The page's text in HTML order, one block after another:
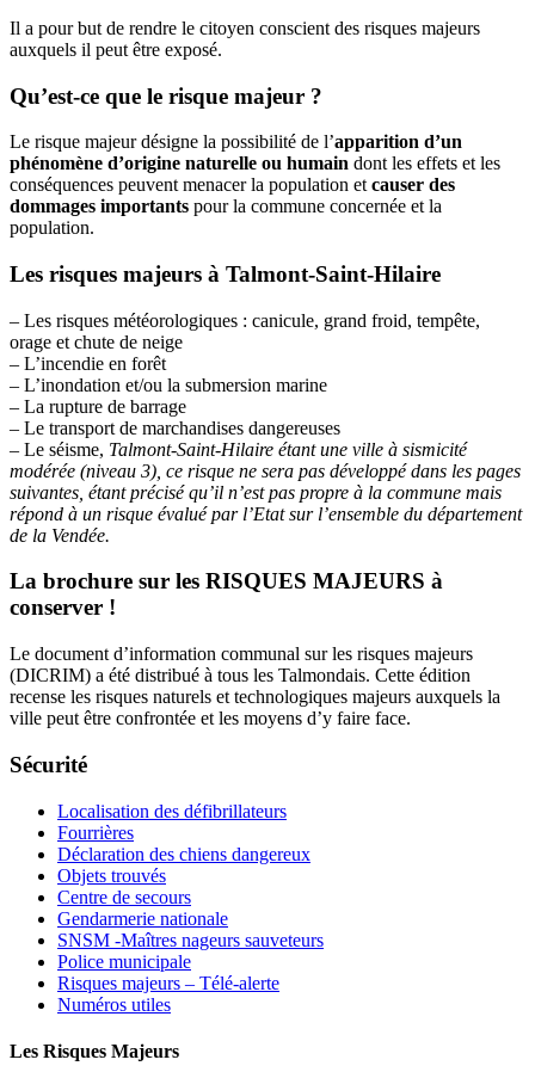
Il a pour but de rendre le citoyen conscient des risques majeurs
auxquels il peut être exposé.
Qu’est-ce que le risque majeur ?
Le risque majeur désigne la possibilité de l’apparition d’un
phénomène d’origine naturelle ou humain dont les effets et les
conséquences peuvent menacer la population et causer des
dommages importants pour la commune concernée et la
population.
Les risques majeurs à Talmont-Saint-Hilaire
– Les risques météorologiques : canicule, grand froid, tempête,
orage et chute de neige
– L’incendie en forêt
– L’inondation et/ou la submersion marine
– La rupture de barrage
– Le transport de marchandises dangereuses
– Le séisme, Talmont-Saint-Hilaire étant une ville à sismicité
modérée (niveau 3), ce risque ne sera pas développé dans les pages
suivantes, étant précisé qu’il n’est pas propre à la commune mais
répond à un risque évalué par l’Etat sur l’ensemble du département
de la Vendée.
La brochure sur les RISQUES MAJEURS à
conserver !
Le document d’information communal sur les risques majeurs
(DICRIM) a été distribué à tous les Talmondais. Cette édition
recense les risques naturels et technologiques majeurs auxquels la
ville peut être confrontée et les moyens d’y faire face.
Sécurité
Localisation des défibrillateurs
Fourrières
Déclaration des chiens dangereux
Objets trouvés
Centre de secours
Gendarmerie nationale
SNSM -Maîtres nageurs sauveteurs
Police municipale
Risques majeurs – Télé-alerte
Numéros utiles
Les Risques Majeurs